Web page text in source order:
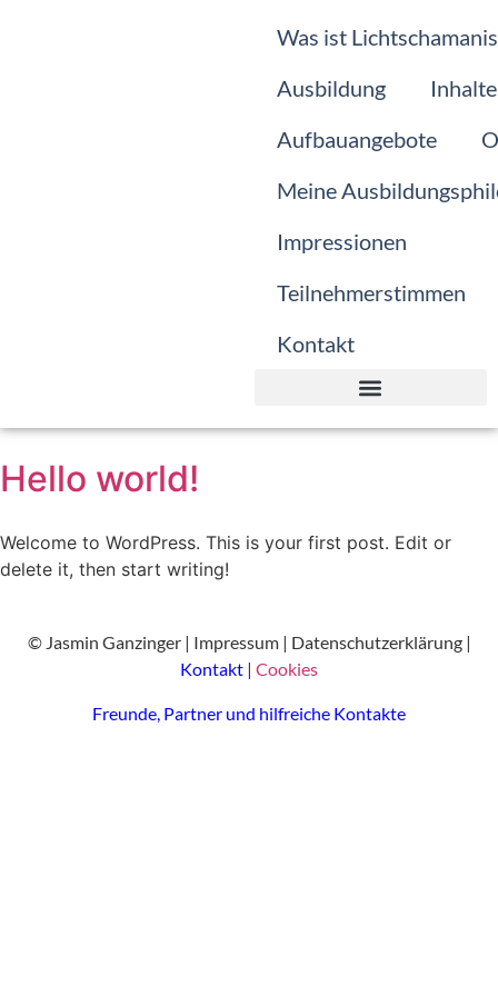
Was ist
Ausbildung
Inhalte
Aufbauangebote
Meine
Impressionen
Teilnehmerstimmen
Kontakt
Hello world!
Welcome to WordPress. This is your first post. Edit or
delete it, then start writing!
© Jasmin Ganzinger | Impressum | Datenschutzerklärung |
Kontakt | Cookies
Freunde, Partner und hilfreiche Kontakte